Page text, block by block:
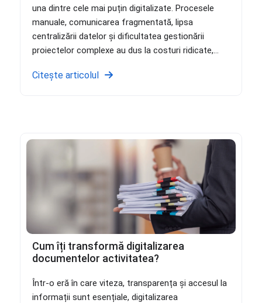
una dintre cele mai puțin digitalizate. Procesele
manuale, comunicarea fragmentată, lipsa
centralizării datelor și dificultatea gestionării
proiectelor complexe au dus la costuri ridicate,...
Citește articolul
Cum îți transformă digitalizarea
documentelor activitatea?
Într-o eră în care viteza, transparența și accesul la
informații sunt esențiale, digitalizarea